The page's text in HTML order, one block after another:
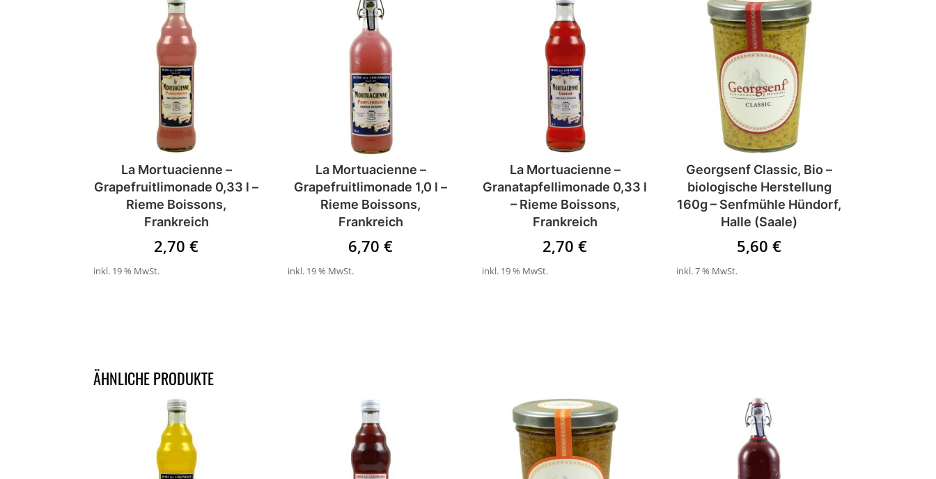
La Mortuacienne –
Grapefruitlimonade 0,33 l –
Rieme Boissons,
Frankreich
2,70€
inkl. 19 % MwSt.
La Mortuacienne –
Grapefruitlimonade 1,0 l –
Rieme Boissons,
Frankreich
6,70€
inkl. 19 % MwSt.
La Mortuacienne –
Granatapfellimonade 0,33 l
– Rieme Boissons,
Frankreich
2,70€
inkl. 19 % MwSt.
Georgsenf Classic, Bio –
biologische Herstellung
160g – Senfmühle Hündorf,
Halle (Saale)
5,60€
inkl. 7 % MwSt.
ÄHNLICHE PRODUKTE